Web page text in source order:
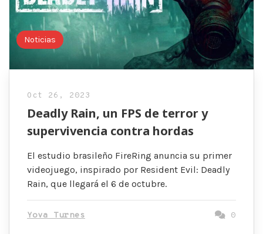
Noticias
Oct 26, 2023
Deadly Rain, un FPS de terror y
supervivencia contra hordas
El estudio brasileño FireRing anuncia su primer
videojuego, inspirado por Resident Evil: Deadly
Rain, que llegará el 6 de octubre.
Yova Turnes 0